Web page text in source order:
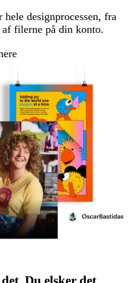
designprocessen, fra
filerne på din konto.